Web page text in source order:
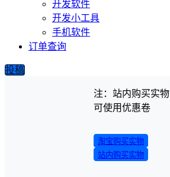
开发软件
开发小工具
手机软件
订单查询
投稿
注：站内购买实物
可使用优惠卷
淘宝购买实物
站内购买实物